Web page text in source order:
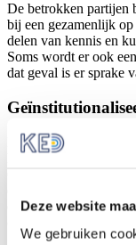
Deze website
We gebruiken
De betrokken partijen
bij een gezamenlijk
delen van kennis en
Soms wordt er ook
dat geval is er sprake
PPS bij
hebben steeds vaker
entiteit met gemengd